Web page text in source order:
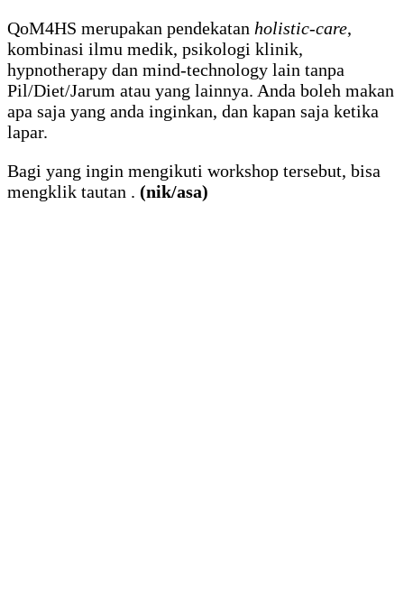
QoM4HS merupakan pendekatan holistic-care,
kombinasi ilmu medik, psikologi klinik,
hypnotherapy dan mind-technology lain tanpa
Pil/Diet/Jarum atau yang lainnya. Anda boleh makan
apa saja yang anda inginkan, dan kapan saja ketika
lapar.
Bagi yang ingin mengikuti workshop tersebut, bisa
mengklik tautan . (nik/asa)